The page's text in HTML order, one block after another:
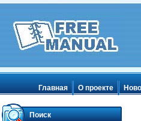
Главная О проекте
Поиск